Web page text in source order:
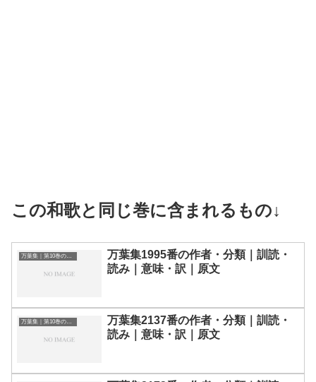
この和歌と同じ巻に含まれるもの↓
万葉集｜第10巻の和歌一覧
万葉集1995番の作者・分類｜訓読・
読み｜意味・訳｜原文
万葉集｜第10巻の和歌一覧
万葉集2137番の作者・分類｜訓読・
読み｜意味・訳｜原文